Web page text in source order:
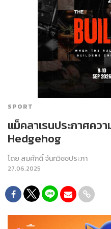
SPORT
แม็คลาเรนประกาศค
Hedgehog
โดย สมศักดิ์ จันทวิชชประภา
27.06.2025